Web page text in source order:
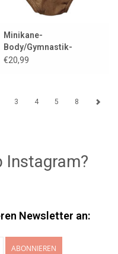
Minikane-
Body/Gymnastik-
Trikot/Justaucorps für
€20,99
3 4 5 8
Instagram?
Newsletter an:
ABONNIEREN